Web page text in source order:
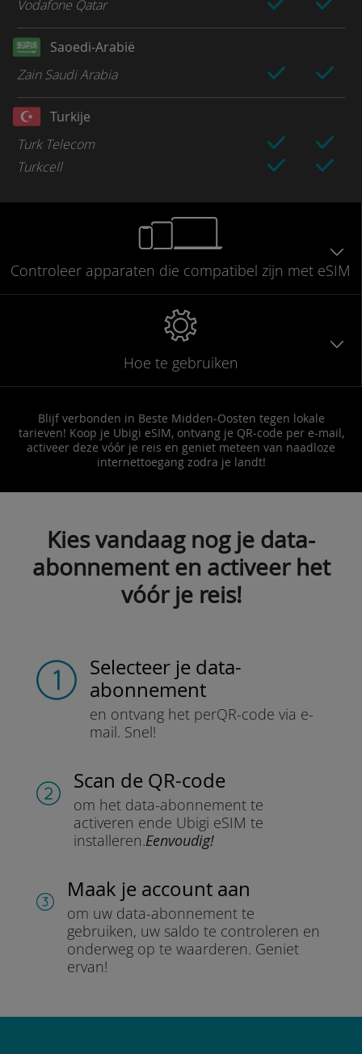
Vodafone Qatar
Saoedi-Arabië
Zain Saudi Arabia
Turkije
Turk Telecom
Turkcell
Controleer apparaten die compatibel zijn met eSIM
Hoe te gebruiken
Blijf verbonden in Beste Midden-Oosten tegen lokale
tarieven! Koop je Ubigi eSIM, ontvang je QR-code per e-mail,
activeer deze vóór je reis en geniet meteen van naadloze
internettoegang zodra je landt!
Kies vandaag nog je data-
abonnement en activeer het
vóór je reis!
Selecteer je data-
abonnement
en ontvang het perQR-code via e-
mail. Snel!
Scan de QR-code
om het data-abonnement te
activeren ende Ubigi eSIM te
installeren.Eenvoudig!
Maak je account aan
om uw data-abonnement te
gebruiken, uw saldo te controleren en
onderweg op te waarderen. Geniet
ervan!